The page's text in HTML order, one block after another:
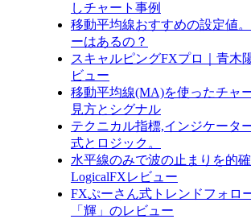
しチャート事例
移動平均線おすすめの設定値
ーはあるの？
スキャルピングFXプロ｜青木
ビュー
移動平均線(MA)を使ったチャ
見方とシグナル
テクニカル指標,インジケータ
式とロジック。
水平線のみで波の止まりを的
LogicalFXレビュー
FXぷーさん式トレンドフォロ
「輝」のレビュー